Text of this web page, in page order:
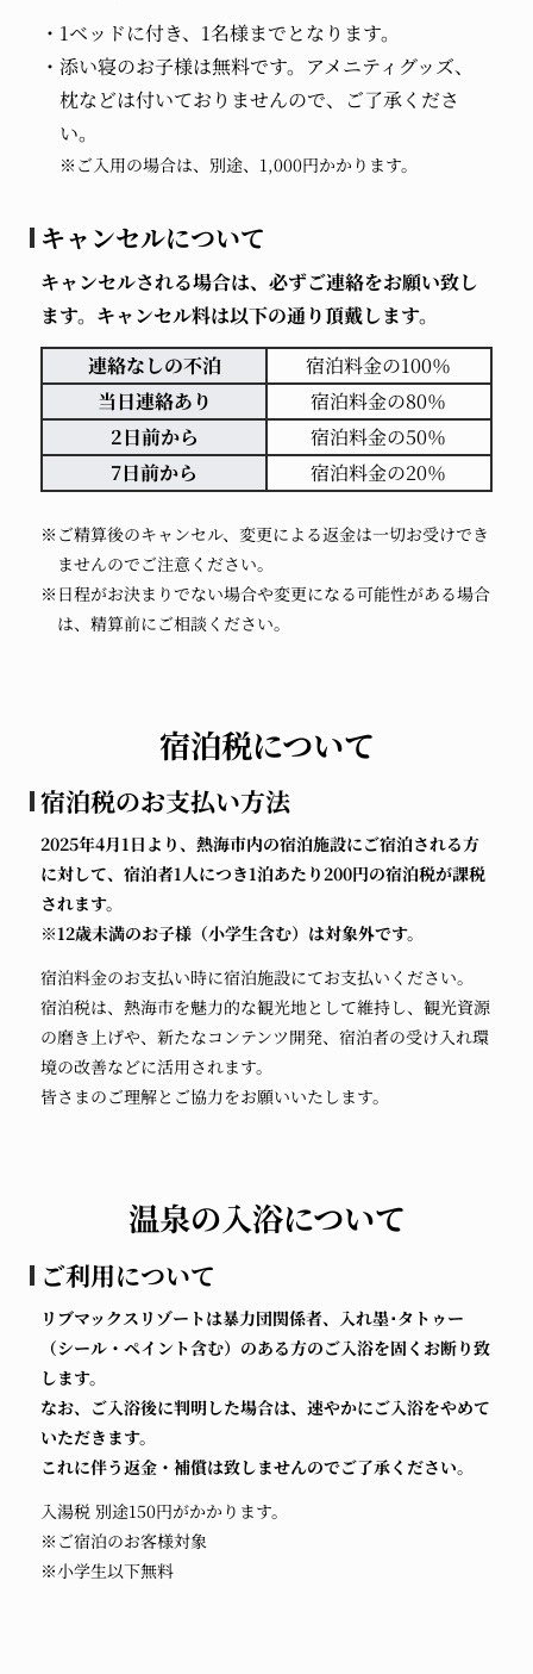
1ベッドに付き、1名様までとなります。
添い寝のお子様は無料です。アメニティグッズ、
枕などは付いておりませんので、ご了承くださ
い。
※ご入用の場合は、別途、1,000円かかります。
キャンセルについて
キャンセルされる場合は、必ずご連絡をお願い致し
ます。キャンセル料は以下の通り頂戴します。
連絡なしの不泊
宿泊料金の100％
当日連絡あり
宿泊料金の80％
2日前から
宿泊料金の50％
7日前から
宿泊料金の20％
※ご精算後のキャンセル、変更による返金は一切お受けでき
ませんのでご注意ください。
※日程がお決まりでない場合や変更になる可能性がある場合
は、精算前にご相談ください。
宿泊税について
宿泊税のお支払い方法
2025年4月1日より、熱海市内の宿泊施設にご宿泊される方
に対して、宿泊者1人につき1泊あたり200円の宿泊税が課税
されます。
※12歳未満のお子様（小学生含む）は対象外です。
宿泊料金のお支払い時に宿泊施設にてお支払いください。
宿泊税は、熱海市を魅力的な観光地として維持し、観光資源
の磨き上げや、新たなコンテンツ開発、宿泊者の受け入れ環
境の改善などに活用されます。
皆さまのご理解とご協力をお願いいたします。
温泉の入浴について
ご利用について
リブマックスリゾートは暴力団関係者、入れ墨･タトゥー
（シール・ペイント含む）のある方のご入浴を固くお断り致
します。
なお、ご入浴後に判明した場合は、速やかにご入浴をやめて
いただきます。
これに伴う返金・補償は致しませんのでご了承ください。
入湯税 別途150円がかかります。
※ご宿泊のお客様対象
※小学生以下無料